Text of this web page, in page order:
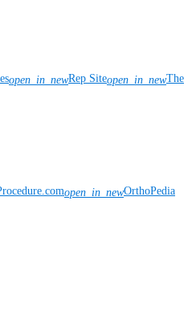
open_in_newRep Siteopen_in_newThe
open_in_newOrthoPedia